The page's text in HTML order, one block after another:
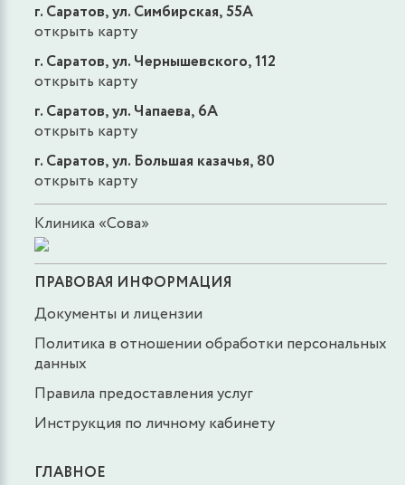
г. Саратов, ул. Симбирская, 55А
открыть карту
г. Саратов, ул. Чернышевского, 112
открыть карту
г. Саратов, ул. Чапаева, 6А
открыть карту
г. Саратов, ул. Большая казачья, 80
открыть карту
Клиника «Сова»
ПРАВОВАЯ ИНФОРМАЦИЯ
Документы и лицензии
Политика в отношении обработки персональных
данных
Правила предоставления услуг
Инструкция по личному кабинету
ГЛАВНОЕ